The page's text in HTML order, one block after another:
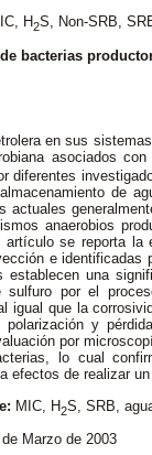
H2S, Non-SRB,
bacterias
en sus
asociados
diferentes
de
actuales
anaerobios
artículo se reporta la
e identificadas
establecen una
sulfuro por el
igual que la
polarización y
por
lo cual
efectos de realizar
MIC, H2S, SRB,
Marzo de 2003